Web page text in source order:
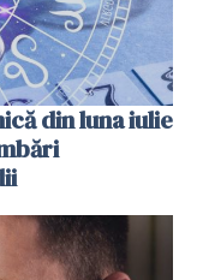
din luna iulie